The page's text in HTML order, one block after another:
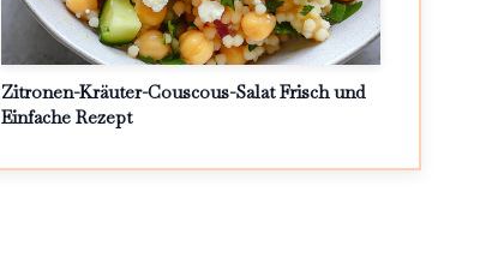
Zitronen-Kräuter-Couscous-Salat Frisch und
Einfache Rezept